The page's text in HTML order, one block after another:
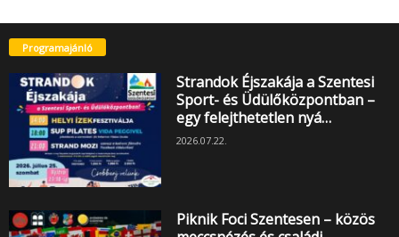
Programajánló
Strandok Éjszakája a Szentesi
Sport- és Üdülőközpontban –
egy felejthetetlen nyá…
2026.07.22.
Piknik Foci Szentesen – közös